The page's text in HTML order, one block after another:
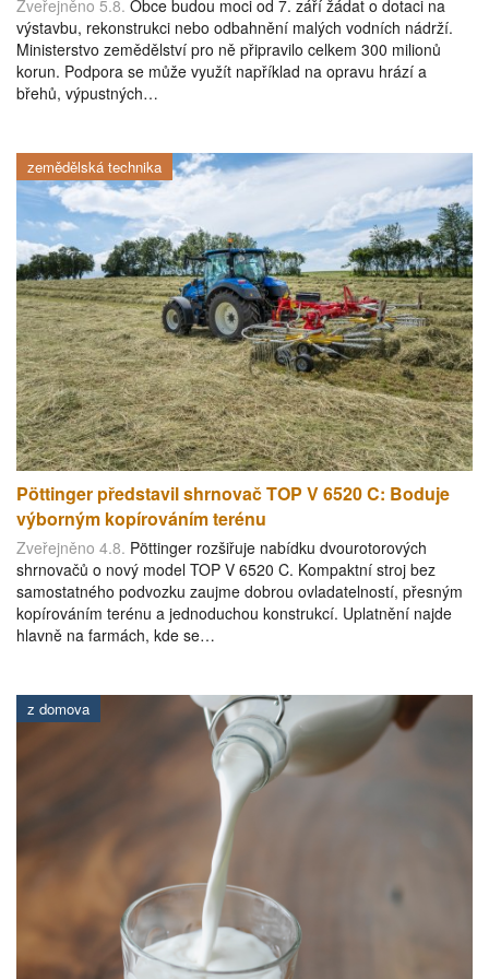
Zveřejněno 5.8. Obce budou moci od 7. září žádat o dotaci na
výstavbu, rekonstrukci nebo odbahnění malých vodních nádrží.
Ministerstvo zemědělství pro ně připravilo celkem 300 milionů
korun. Podpora se může využít například na opravu hrází a
břehů, výpustných…
zemědělská technika
Pöttinger představil shrnovač TOP V 6520 C: Boduje
výborným kopírováním terénu
Zveřejněno 4.8. Pöttinger rozšiřuje nabídku dvourotorových
shrnovačů o nový model TOP V 6520 C. Kompaktní stroj bez
samostatného podvozku zaujme dobrou ovladatelností, přesným
kopírováním terénu a jednoduchou konstrukcí. Uplatnění najde
hlavně na farmách, kde se…
z domova